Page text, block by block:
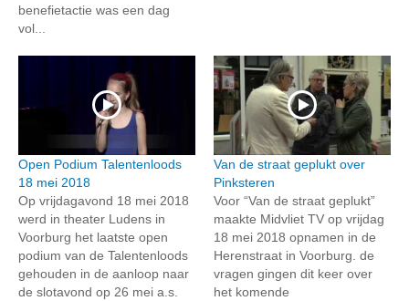
benefietactie was een dag
vol...
Open Podium Talentenloods
18 mei 2018
Op vrijdagavond 18 mei 2018
werd in theater Ludens in
Voorburg het laatste open
podium van de Talentenloods
gehouden in de aanloop naar
de slotavond op 26 mei a.s.
Van de straat geplukt over
Pinksteren
Voor “Van de straat geplukt”
maakte Midvliet TV op vrijdag
18 mei 2018 opnamen in de
Herenstraat in Voorburg. de
vragen gingen dit keer over
het komende